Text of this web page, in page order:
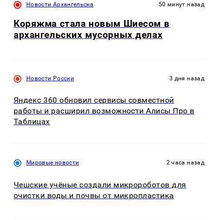
Новости Архангельска 50 минут назад
Коряжма стала новым Шиесом в
архангельских мусорных делах
Новости России 3 дня назад
Яндекс 360 обновил сервисы совместной
работы и расширил возможности Алисы Про в
Таблицах
Мировые новости 2 часа назад
Чешские учёные создали микророботов для
очистки воды и почвы от микропластика